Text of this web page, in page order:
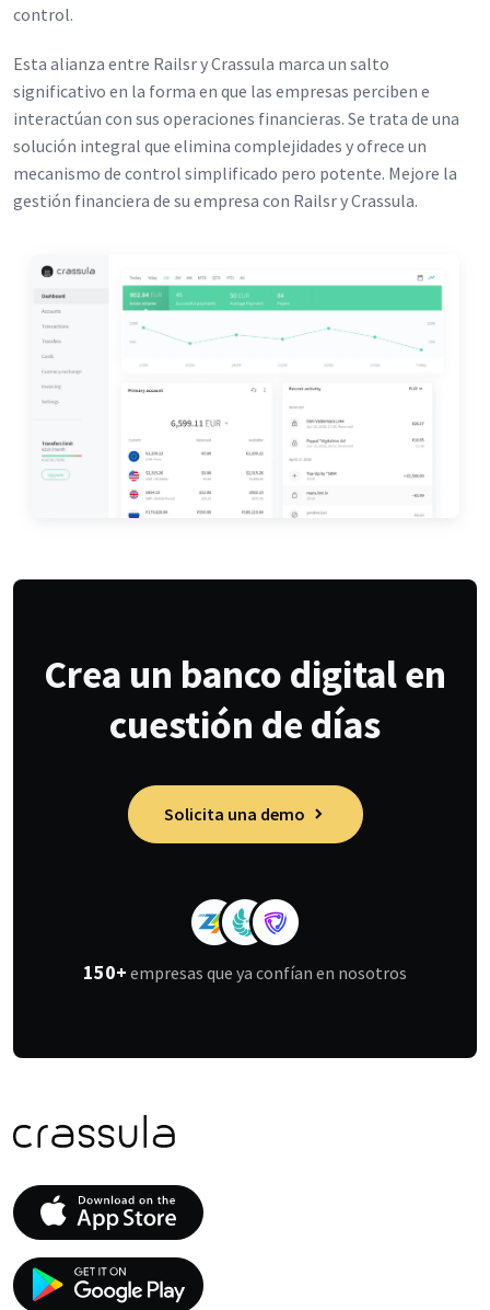
control.
Esta alianza entre Railsr y Crassula marca un salto
significativo en la forma en que las empresas perciben e
interactúan con sus operaciones financieras. Se trata de una
solución integral que elimina complejidades y ofrece un
mecanismo de control simplificado pero potente. Mejore la
gestión financiera de su empresa con Railsr y Crassula.
Crea un banco digital en
cuestión de días
Solicita una demo
150+ empresas que ya confían en nosotros